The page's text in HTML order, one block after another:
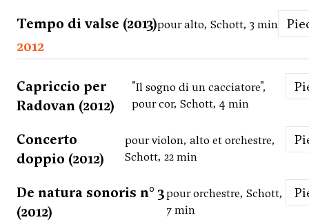
Tempo di valse (2013)pour alto, Schott, 3 min
2012
Capriccio per
Radovan (2012)
"Il sogno di un cacciatore",
pour cor, Schott, 4 min
Concerto
doppio (2012)
pour violon, alto et orchestre,
Schott, 22 min
De natura sonoris n° 3
(2012)
pour orchestre, Schott,
7 min